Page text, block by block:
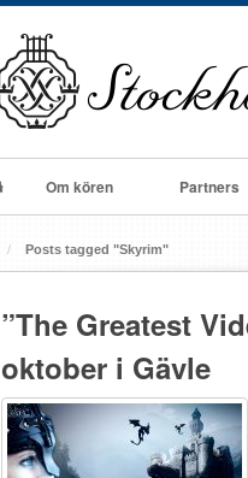
Om kören Partners
Posts tagged "Skyrim"
”The Greatest
oktober i Gävle